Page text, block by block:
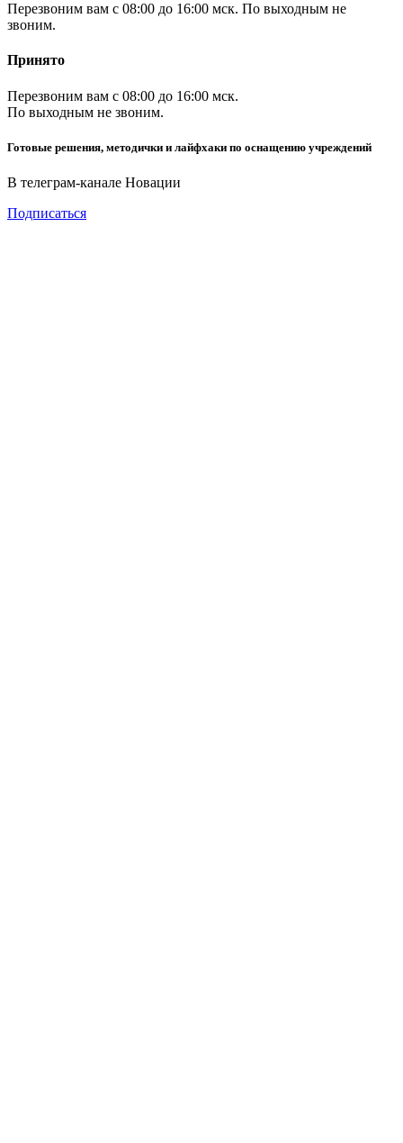
Перезвоним вам с 08:00 до 16:00 мск. По выходным не
звоним.
Принято
Перезвоним вам с 08:00 до 16:00 мск.
По выходным не звоним.
Готовые решения, методички и лайфхаки по оснащению учреждений
В телеграм-канале Новации
Подписаться